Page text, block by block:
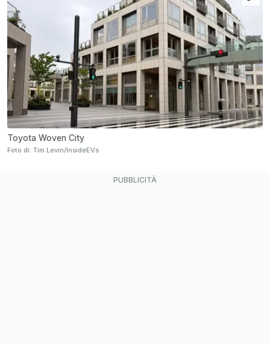
Toyota Woven City
Foto di: Tim Levin/InsideEVs